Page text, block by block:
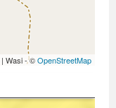
| Wasi - ©OpenStreetMap